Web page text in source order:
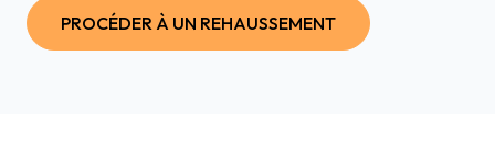
LGI MED-URGE
PROCÉDER À UN REHAUSSEMENT